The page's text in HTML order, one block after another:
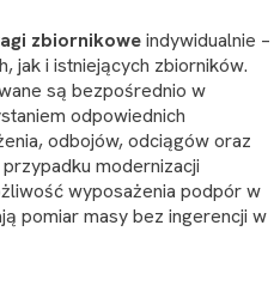
zbiornikoweindywidualnie –
jak i istniejących zbiorników.
są bezpośrednio w
odpowiednich
odbojów, odciągów oraz
modernizacji
wyposażenia podpór w
pomiar masy bez ingerencji w